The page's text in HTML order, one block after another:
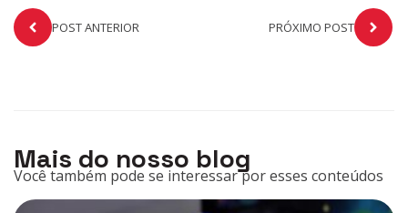
POST ANTERIOR PRÓXIMO POST
Mais do nosso blog
Você também pode se interessar por esses conteúdos